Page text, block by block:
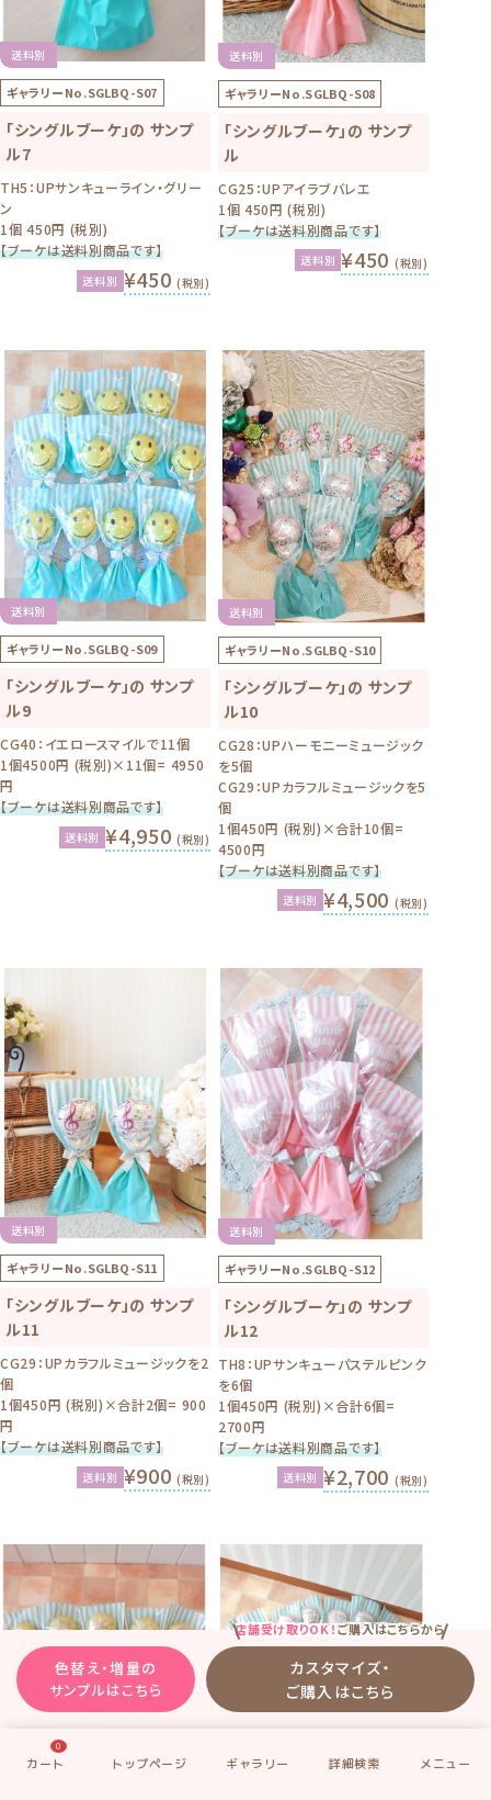
色替え・増量の
サンプルはこちら
店舗受け取りOK！ご購入はこちらから
カスタマイズ・
ご購入はこちら
送料別
ギャラリーNo.SGLBQ-S07
「シングルブーケ」の サンプ
ル7
TH5：UPサンキューライン・グリー
ン
1個 450円 (税別)
【ブーケは送料別商品です】
送料別 ¥450(税別)
送料別
ギャラリーNo.SGLBQ-S08
「シングルブーケ」の サンプ
ル
CG25：UPアイラブバレエ
1個 450円 (税別)
【ブーケは送料別商品です】
送料別 ¥450 (税別)
送料別
ギャラリーNo.SGLBQ-S09
「シングルブーケ」の サンプ
ル9
CG40：イエロースマイルで11個
1個4500円 (税別)×11個= 4950
円
【ブーケは送料別商品です】
送料別 ¥4,950(税別)
送料別
ギャラリーNo.SGLBQ-S10
「シングルブーケ」の サンプ
ル10
CG28：UPハーモニーミュージック
を5個
CG29：UPカラフルミュージックを5
個
1個450円 (税別)×合計10個=
4500円
【ブーケは送料別商品です】
送料別 ¥4,500 (税別)
送料別
ギャラリーNo.SGLBQ-S11
「シングルブーケ」の サンプ
ル11
CG29：UPカラフルミュージックを2
個
1個450円 (税別)×合計2個= 900
円
【ブーケは送料別商品です】
送料別 ¥900(税別)
送料別
ギャラリーNo.SGLBQ-S12
「シングルブーケ」の サンプ
ル12
TH8：UPサンキューパステルピンク
を6個
1個450円 (税別)×合計6個=
2700円
【ブーケは送料別商品です】
送料別 ¥2,700 (税別)
0